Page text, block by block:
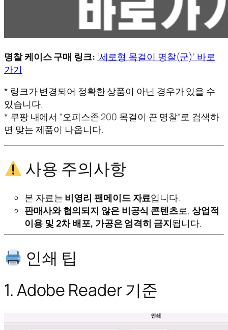
명찰 케이스 구매 링크: ‘세로형 목걸이 명찰(군)’ 바로
가기
* 링크가 변경되어 정확한 상품이 아닌 경우가 있을 수
있습니다.
* 쿠팡 내에서 “오피스존 200 목걸이 끈 명찰”로 검색하
면 맞는 제품이 나옵니다.
사용 주의사항
본 자료는 비영리 팬메이드 자료입니다.
판매사와 협의되지 않은 비공식 콘텐츠로, 상업적
이용 및 2차 배포, 가공은 엄격히 금지됩니다.
인쇄 팁
1. Adobe Reader 기준